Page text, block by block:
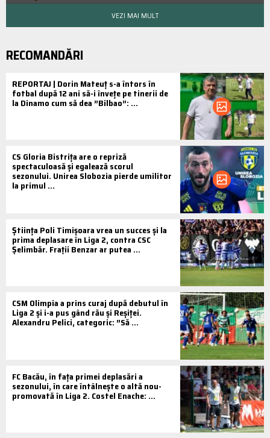
VEZI MAI MULT
RECOMANDĂRI
REPORTAJ | Dorin Mateuț s-a întors în
fotbal după 12 ani să-i învețe pe tinerii de
la Dinamo cum să dea ”Bilbao”: ...
CS Gloria Bistrița are o repriză
spectaculoasă și egalează scorul
sezonului. Unirea Slobozia pierde umilitor
la primul ...
Știința Poli Timișoara vrea un succes și la
prima deplasare în Liga 2, contra CSC
Șelimbăr. Frații Benzar ar putea ...
CSM Olimpia a prins curaj după debutul în
Liga 2 și i-a pus gând rău și Reșiței.
Alexandru Pelici, categoric: ”Să ...
FC Bacău, în fața primei deplasări a
sezonului, în care întâlnește o altă nou-
promovată în Liga 2. Costel Enache: ...